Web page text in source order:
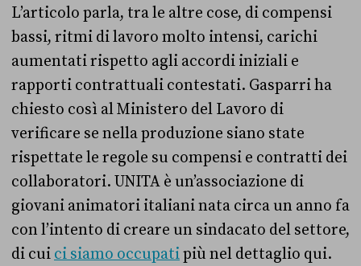
L’articolo parla, tra le altre cose, di compensi
bassi, ritmi di lavoro molto intensi, carichi
aumentati rispetto agli accordi iniziali e
rapporti contrattuali contestati. Gasparri ha
chiesto così al Ministero del Lavoro di
verificare se nella produzione siano state
rispettate le regole su compensi e contratti dei
collaboratori. UNITA è un’associazione di
giovani animatori italiani nata circa un anno fa
con l’intento di creare un sindacato del settore,
di cui ci siamo occupatipiù nel dettaglio qui.